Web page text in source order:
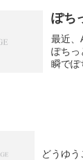
ぽち
最近、
ぽち
瞬でぽ
どうゆう